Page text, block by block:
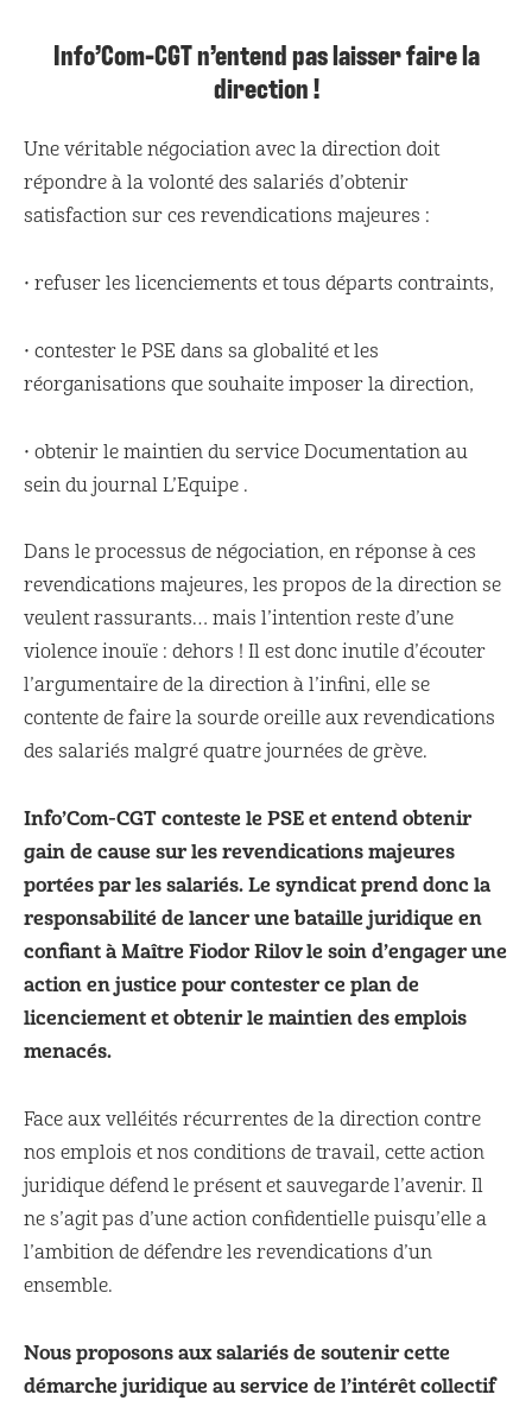
Info’Com-CGT n’entend pas laisser faire la
direction !
Une véritable négociation avec la direction doit
répondre à la volonté des salariés d’obtenir
satisfaction sur ces revendications majeures :
• refuser les licenciements et tous départs contraints,
• contester le PSE dans sa globalité et les
réorganisations que souhaite imposer la direction,
• obtenir le maintien du service Documentation au
sein du journal L’Equipe .
Dans le processus de négociation, en réponse à ces
revendications majeures, les propos de la direction se
veulent rassurants… mais l’intention reste d’une
violence inouïe : dehors ! Il est donc inutile d’écouter
l’argumentaire de la direction à l’infini, elle se
contente de faire la sourde oreille aux revendications
des salariés malgré quatre journées de grève.
Info’Com-CGT conteste le PSE et entend obtenir
gain de cause sur les revendications majeures
portées par les salariés. Le syndicat prend donc la
responsabilité de lancer une bataille juridique en
confiant à Maître Fiodor Rilov le soin d’engager une
action en justice pour contester ce plan de
licenciement et obtenir le maintien des emplois
menacés.
Face aux velléités récurrentes de la direction contre
nos emplois et nos conditions de travail, cette action
juridique défend le présent et sauvegarde l’avenir. Il
ne s’agit pas d’une action confidentielle puisqu’elle a
l’ambition de défendre les revendications d’un
ensemble.
Nous proposons aux salariés de soutenir cette
démarche juridique au service de l’intérêt collectif